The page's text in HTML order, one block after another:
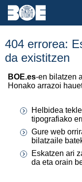
404 errorea:
da existitzen
BOE.es-en bilatzen
Honako arrazoi
Helbidea
tipografiako
Gure web
bilatzaile
Eskatzen ari
da eta orain